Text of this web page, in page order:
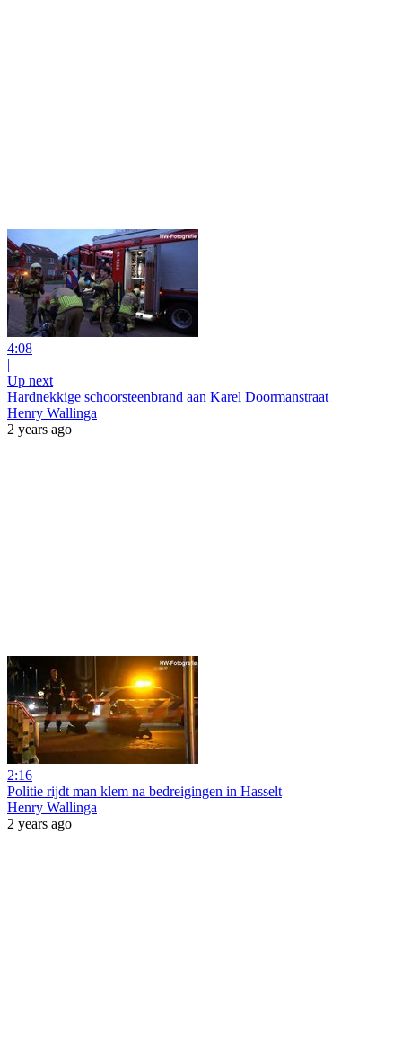
4:08
|
Up next
Hardnekkige schoorsteenbrand aan Karel Doormanstraat
Henry Wallinga
2 years ago
2:16
Politie rijdt man klem na bedreigingen in Hasselt
Henry Wallinga
2 years ago